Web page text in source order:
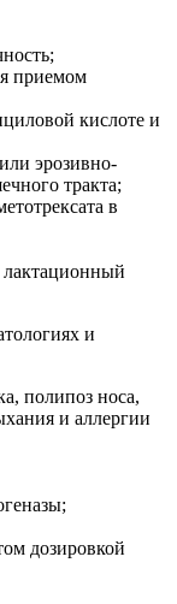
приемом
кислоте и
эрозивно-
тракта;
в
и
полипоз носа,
и аллергии
дозировкой